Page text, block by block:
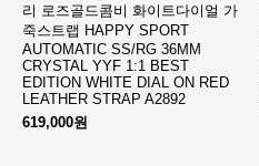
리 로즈골드콤비 화이트다이얼 가
죽스트랩 HAPPY SPORT
AUTOMATIC SS/RG 36MM
CRYSTAL YYF 1:1 BEST
EDITION WHITE DIAL ON RED
LEATHER STRAP A2892
619,000원